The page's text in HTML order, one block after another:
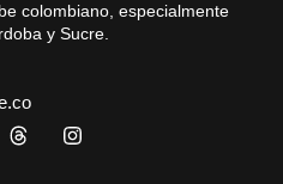
colombiano, especialmente
y Sucre.